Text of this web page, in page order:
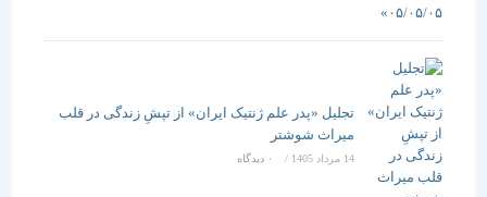
تجلیل «پدر علم ژنتیک ایران» از تپشِ زندگی در قلب
میراث شوشتر
14 مرداد 1405 / ۰ دیدگاه